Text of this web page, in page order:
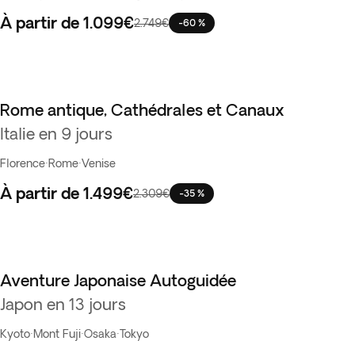
À partir de 1.099€2.749€ -60 %
Rome antique, Cathédrales et Canaux
Italie en 9 jours
Florence·Rome·Venise
À partir de 1.499€2.309€ -35 %
Best seller
Aventure Japonaise Autoguidée
Japon en 13 jours
Kyoto·Mont Fuji·Osaka·Tokyo